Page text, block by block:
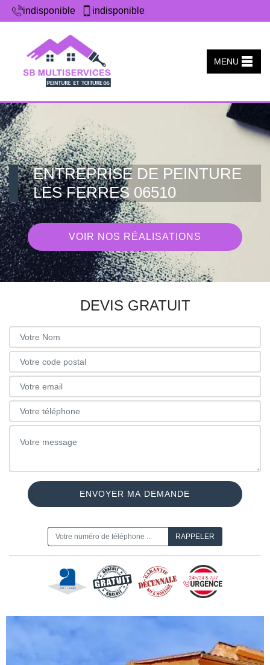
indisponible indisponible
MENU
ENTREPRISE DE PEINTURE
LES FERRES 06510
VOIR NOS RÉALISATIONS
DEVIS GRATUIT